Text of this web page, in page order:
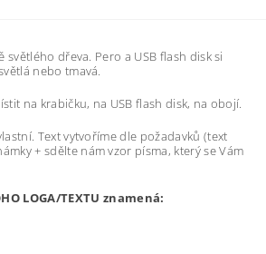
světlého dřeva. Pero a USB flash disk si
nebo tmavá.
na krabičku, na USB flash disk, na obojí.
Text vytvoříme dle požadavků (text
+ sdělte nám vzor písma, který se Vám
LOGA/TEXTU znamená: